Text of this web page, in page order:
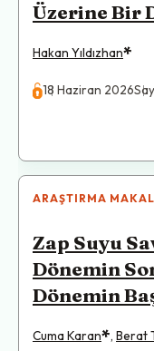
Üzerine Bir
Hakan Yıldızhan*
18 Haziran 2026
ARAŞTIRMA
Zap Suyu
Dönemin
Dönemin
Cuma Karan*, Berat